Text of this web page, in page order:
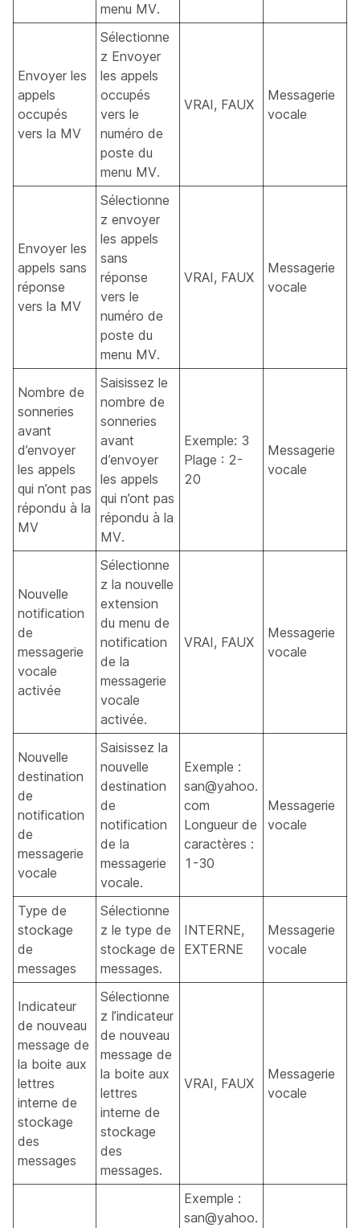
menu MV.
Envoyer les
appels
occupés
vers la MV
Sélectionne
z Envoyer
les appels
occupés
vers le
numéro de
poste du
menu MV.
VRAI, FAUX
Messagerie
vocale
Envoyer les
appels sans
réponse
vers la MV
Sélectionne
z envoyer
les appels
sans
réponse
vers le
numéro de
poste du
menu MV.
VRAI, FAUX
Messagerie
vocale
Nombre de
sonneries
avant
d’envoyer
les appels
qui n’ont pas
répondu à la
MV
Saisissez le
nombre de
sonneries
avant
d’envoyer
les appels
qui n’ont pas
répondu à la
MV.
Exemple: 3
Plage : 2-
20
Messagerie
vocale
Nouvelle
notification
de
messagerie
vocale
activée
Sélectionne
z la nouvelle
extension
du menu de
notification
de la
messagerie
vocale
activée.
VRAI, FAUX
Messagerie
vocale
Nouvelle
destination
de
notification
de
messagerie
vocale
Saisissez la
nouvelle
destination
de
notification
de la
messagerie
vocale.
Exemple :
san@yahoo.
com
Longueur de
caractères :
1-30
Messagerie
vocale
Type de
stockage
de
messages
Sélectionne
z le type de
stockage de
messages.
INTERNE,
EXTERNE
Messagerie
vocale
Indicateur
de nouveau
message de
la boite aux
lettres
interne de
stockage
des
messages
Sélectionne
z l’indicateur
de nouveau
message de
la boite aux
lettres
interne de
stockage
des
messages.
VRAI, FAUX
Messagerie
vocale
Exemple :
san@yahoo.